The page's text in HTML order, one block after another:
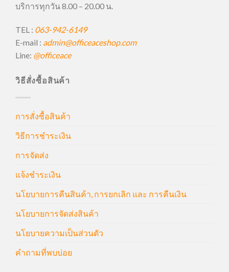
บริการทุกวัน 8.00 – 20.00 น.
TEL : 063-942-6149
E-mail : admin@officeaceshop.com
Line: @officeace
วิธีสั่งซื้อสินค้า
การสั่งซื้อสินค้า
วิธีการชำระเงิน
การจัดส่ง
แจ้งชำระเงิน
นโยบายการคืนสินค้า, การยกเลิก และ การคืนเงิน
นโยบายการจัดส่งสินค้า
นโยบายความเป็นส่วนตัว
คำถามที่พบบ่อย